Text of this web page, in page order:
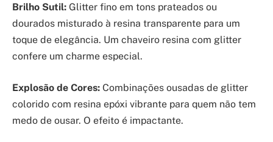
Brilho Sutil: Glitter fino em tons prateados ou
dourados misturado à resina transparente para um
toque de elegância. Um chaveiro resina com glitter
confere um charme especial.
Explosão de Cores: Combinações ousadas de glitter
colorido com resina epóxi vibrante para quem não tem
medo de ousar. O efeito é impactante.